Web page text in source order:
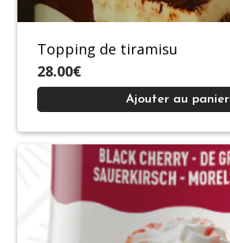
Topping de tiramisu
28.00€
Ajouter au panier